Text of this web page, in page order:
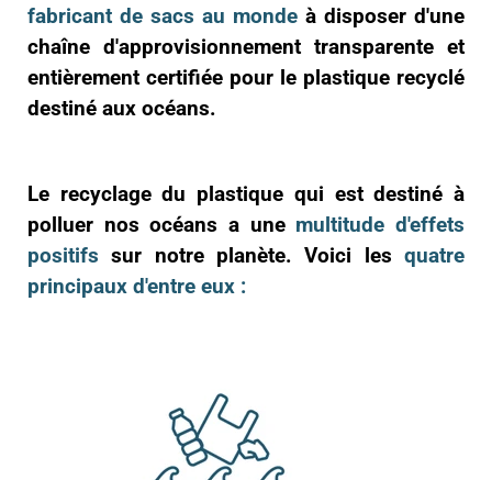
fabricant de sacs au monde à disposer d'une
chaîne d'approvisionnement transparente et
entièrement certifiée pour le plastique recyclé
destiné aux océans.
Le recyclage du plastique qui est destiné à
polluer nos océans a une multitude d'effets
positifs sur notre planète. Voici les quatre
principaux d'entre eux :